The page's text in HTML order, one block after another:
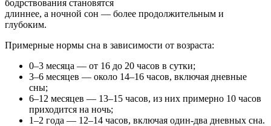
бодрствования становятся
длиннее, а ночной сон — более продолжительным и
глубоким.
Примерные нормы сна в зависимости от возраста:
0–3 месяца — от 16 до 20 часов в сутки;
3–6 месяцев — около 14–16 часов, включая дневные
сны;
6–12 месяцев — 13–15 часов, из них примерно 10 часов
приходится на ночь;
1–2 года — 12–14 часов, включая один-два дневных сна.